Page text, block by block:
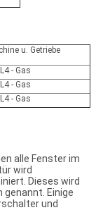
u. Getriebe
- Gas
- Gas
- Gas
alle Fenster im
wird
Dieses wird
Einige
und